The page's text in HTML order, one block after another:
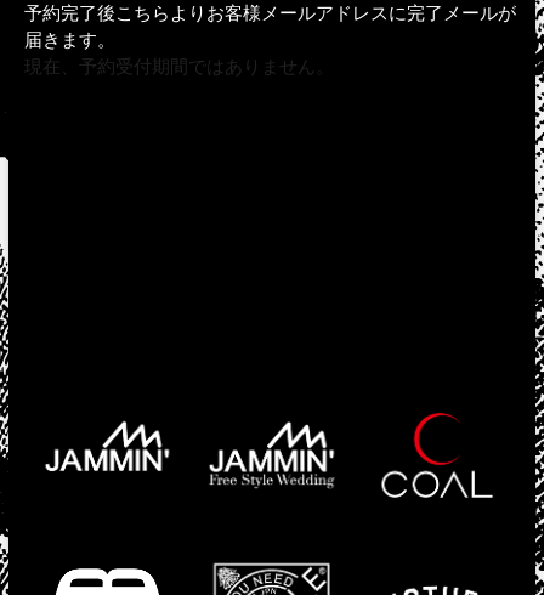
予約完了後こちらよりお客様メールアドレスに完了メールが
届きます。
現在、予約受付期間ではありません。